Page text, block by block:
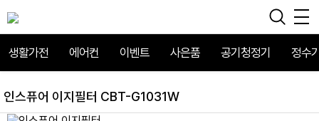
생활가전 에어컨 이벤트 사은품 공기청정기 정수
인스퓨어 이지필터 CBT-G1031W